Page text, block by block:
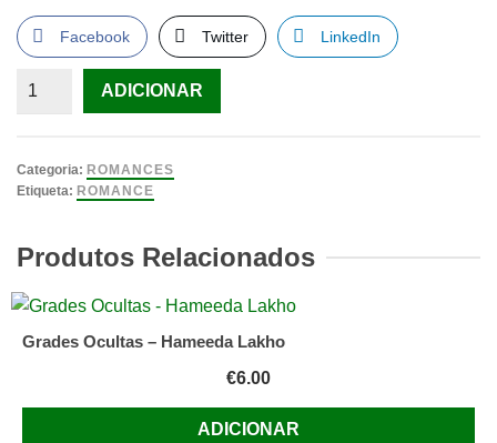
Facebook Twitter LinkedIn
Quantidade
em
Lisboa
Lembrei-
de
Ti
ADICIONAR
Categoria: ROMANCES
Etiqueta: ROMANCE
Produtos Relacionados
Grades Ocultas – Hameeda Lakho
€6.00
ADICIONAR